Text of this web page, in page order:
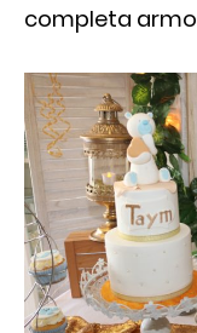
completa